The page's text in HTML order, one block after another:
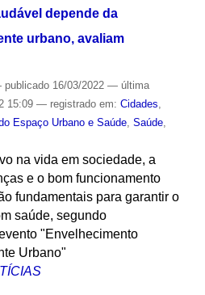
depende da
urbano, avaliam
publicado16/03/2022 — última
15:09 — registrado em: Cidades,
Espaço Urbano e Saúde, Saúde,
na vida em sociedade, a
e o bom funcionamento
fundamentais para garantir o
saúde, segundo
"Envelhecimento
Urbano"